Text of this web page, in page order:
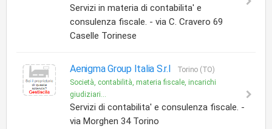
Servizi in materia di contabilita' e
consulenza fiscale. - via C. Cravero 69
Caselle Torinese
Aenigma Group Italia S.r.l
Torino (TO)
Società, contabilità, materia fiscale, incarichi
giudiziari...
Servizi di contabilita' e consulenza fiscale. -
via Morghen 34 Torino